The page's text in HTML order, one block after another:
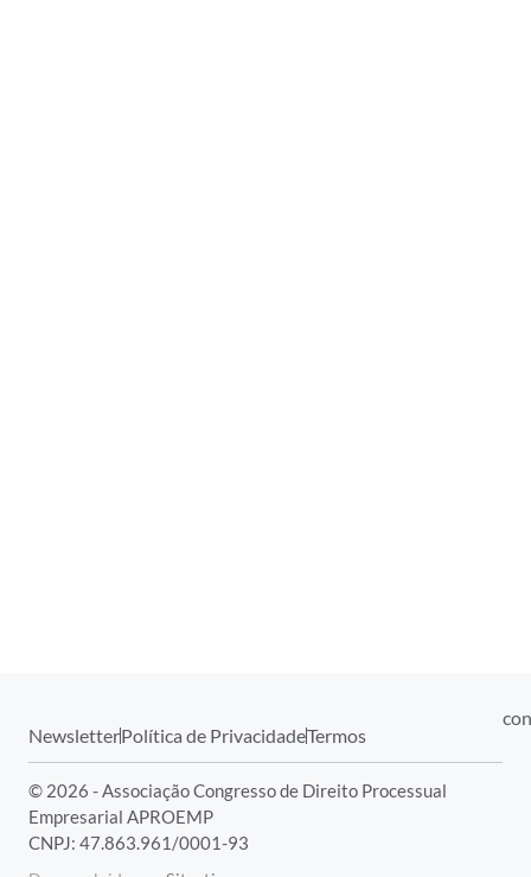
NewsletterPolítica de PrivacidadeTermos
© 2026 - Associação Congresso de Direito Processual
Empresarial APROEMP
CNPJ: 47.863.961/0001-93